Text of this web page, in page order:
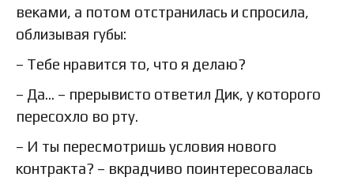
веками, а потом отстранилась и спросила,
облизывая губы:
– Тебе нравится то, что я делаю?
– Да… – прерывисто ответил Дик, у которого
пересохло во рту.
– И ты пересмотришь условия нового
контракта? – вкрадчиво поинтересовалась